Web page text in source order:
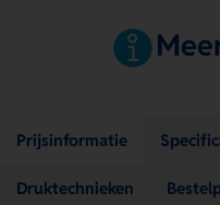
Prijsinformatie
Druktechnieken